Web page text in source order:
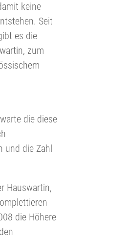
keine
Seit
es die
zum
die diese
und die Zahl
Hauswartin,
die Höhere